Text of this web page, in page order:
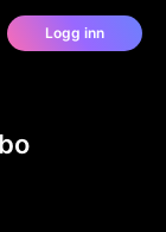
Logg inn